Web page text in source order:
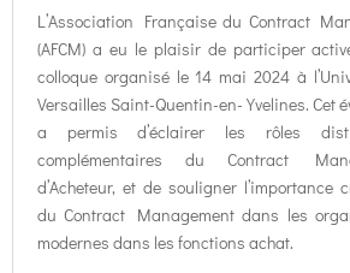
L’Association Française du Contract
(AFCM) a eu le plaisir de participer
colloque organisé le 14 mai 2024 à
Versailles Saint-Quentin-en-Yvelines. Cet
a permis d’éclairer les rôles
complémentaires du Contract
d’Acheteur, et de souligner l’importance
du Contract Management dans les
modernes dans les fonctions achat.